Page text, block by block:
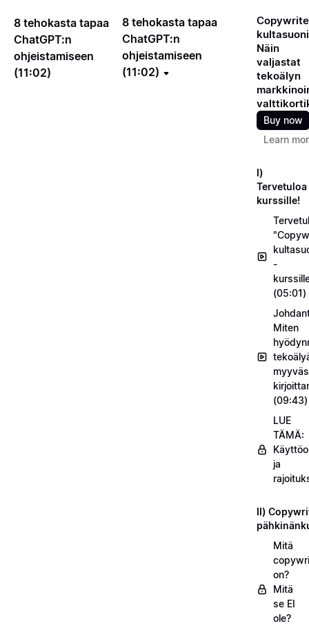
8 tehokasta tapaa
ChatGPT:n
ohjeistamiseen
(11:02)
8 tehokasta tapaa
ChatGPT:n
ohjeistamiseen
(11:02)
Näin
valjastat
tekoälyn
Buy now
Learn
I)
Tervetuloa
kurssille!
-
(05:01)
Miten
(09:43)
LUE
TÄMÄ:
ja
II)
Mitä
on?
Mitä
se EI
ole?